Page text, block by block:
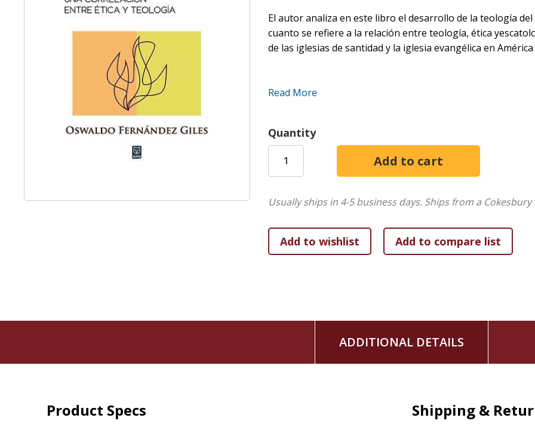
El autor analiza en este libro el desarrollo de la teología
cuanto se refiere a la relación entre teología, ética
de las iglesias de santidad y la iglesia evangélica en
Se trata, en verdad, de un libro indispensable para
vital y pertinente no sólo para conocer un ángulo de las
evangelio como una verdad pública, sino también para
de Dios, tiene una dimensión social y política que debe
testimonio evangélico integral.
Read More
Quantity
Usually ships in 4-5 business days. Ships from a
ADDITIONAL DETAILS
Product Specs Shipping &